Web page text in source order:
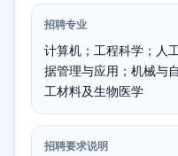
招聘专业
计算机；工程科学；人
据管理与应用；机械与
工材料及生物医学
招聘要求说明